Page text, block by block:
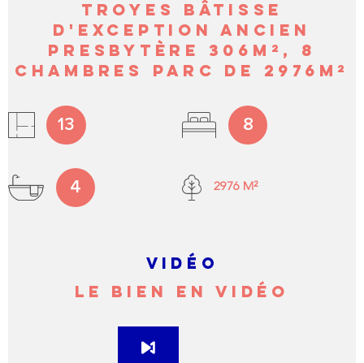
TROYES BÂTISSE
D'EXCEPTION ANCIEN
PRESBYTÈRE 306M², 8
CHAMBRES PARC DE 2976M²
13 8
4 2976 M²
VIDÉO
LE BIEN EN VIDÉO